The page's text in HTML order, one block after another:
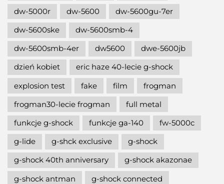
dw-5000r
dw-5600
dw-5600gu-7er
dw-5600ske
dw-5600smb-4
dw-5600smb-4er
dw5600
dwe-5600jb
dzień kobiet
eric haze 40-lecie g-shock
explosion test
fake film
frogman
frogman30-lecie frogman
full metal
funkcje g-shock
funkcje ga-140
fw-5000c
g-lide
g-shck exclusive
g-shock
g-shock 40th anniversary
g-shock akazonae
g-shock antman
g-shock connected